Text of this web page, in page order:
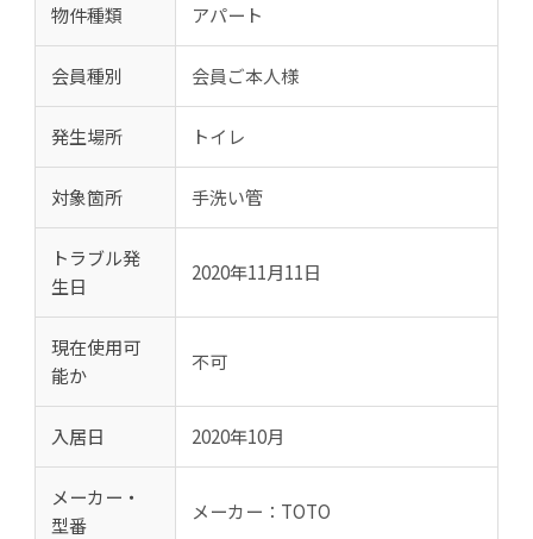
物件種類 アパート
会員種別 会員ご本人様
発生場所 トイレ
対象箇所 手洗い管
トラブル発
生日
2020年11月11日
現在使用可
能か
不可
入居日 2020年10月
メーカー・
型番
メーカー：TOTO